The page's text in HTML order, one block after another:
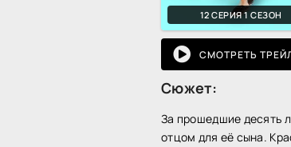
12 СЕРИЯ 1 СЕЗОН
СМОТРЕТЬ
Сюжет:
За прошедшие десять
отцом для её сына.